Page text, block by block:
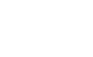
- Vanille